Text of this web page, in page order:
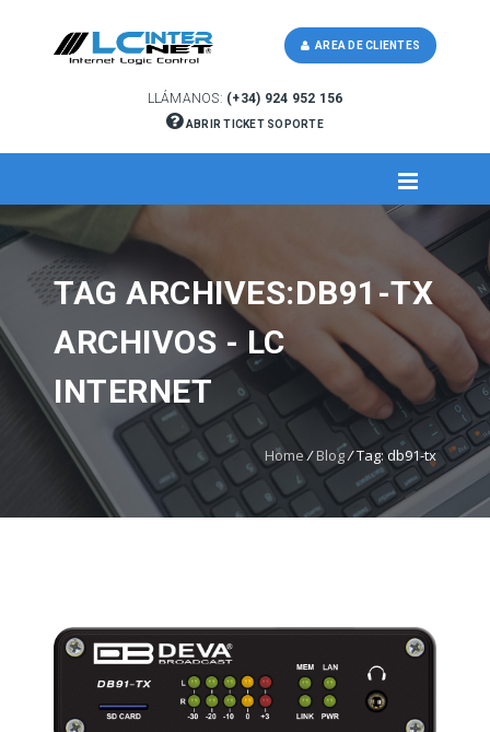
LLÁMANOS: (+34) 924 952 156
ABRIR TICKET SOPORTE
AREA DE CLIENTES
TAG ARCHIVES:DB91-TX
ARCHIVOS - LC
INTERNET
Home /Blog/Tag: db91-tx